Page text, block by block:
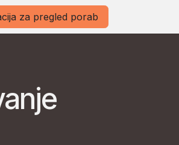
za pregled porab